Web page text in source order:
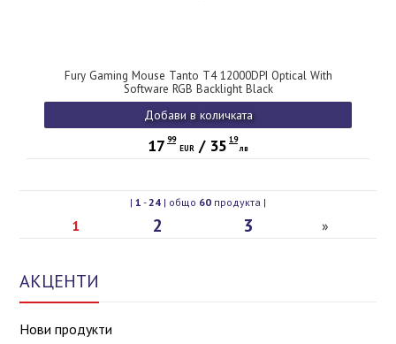
Fury Gaming Mouse Tanto T4 12000DPI Optical With
Software RGB Backlight Black
Добави в количката
17 99
EUR / 35 19
лв
| 1 -24 | общо 60 продукта |
1 2 3 »
АКЦЕНТИ
Нови продукти